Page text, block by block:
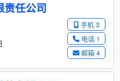
责任公司
手机 3
电话 1
邮箱 4